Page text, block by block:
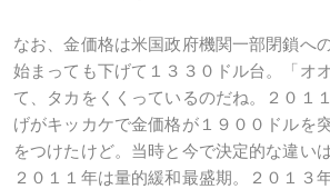
なお、金価格は米国政府機関一部閉鎖へ
始まっても下げて１３３０ドル台。「オ
て、タカをくくっているのだね。２０１
げがキッカケで金価格が１９００ドルを
をつけたけど。当時と今で決定的な違い
２０１１年は量的緩和最盛期。２０１３